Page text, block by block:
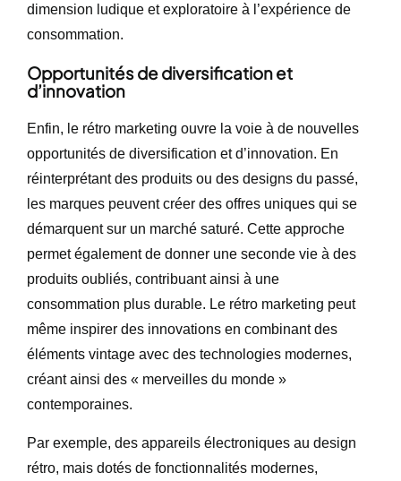
dimension ludique et exploratoire à l’expérience de
consommation.
Opportunités de diversification et
d’innovation
Enfin, le rétro marketing ouvre la voie à de nouvelles
opportunités de diversification et d’innovation. En
réinterprétant des produits ou des designs du passé,
les marques peuvent créer des offres uniques qui se
démarquent sur un marché saturé. Cette approche
permet également de donner une seconde vie à des
produits oubliés, contribuant ainsi à une
consommation plus durable. Le rétro marketing peut
même inspirer des innovations en combinant des
éléments vintage avec des technologies modernes,
créant ainsi des « merveilles du monde »
contemporaines.
Par exemple, des appareils électroniques au design
rétro, mais dotés de fonctionnalités modernes,